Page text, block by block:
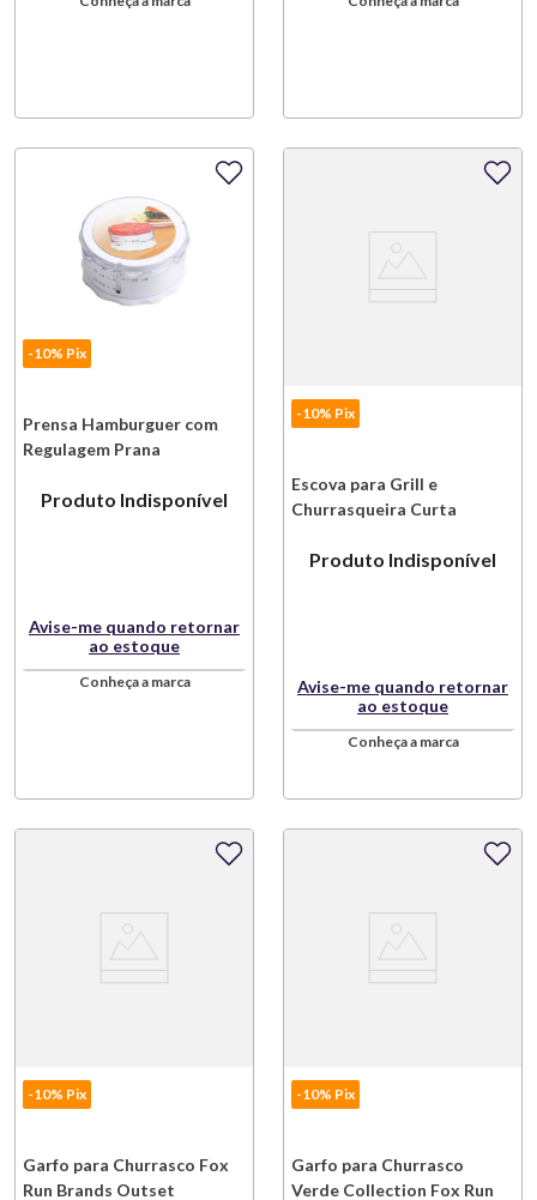
-10% Pix
Prensa Hamburguer com
Regulagem Prana
Produto Indisponível
Avise-me quando retornar
ao estoque
Conheça a marca
-10% Pix
Escova para Grill e
Churrasqueira Curta
Produto Indisponível
Avise-me quando retornar
ao estoque
Conheça a marca
-10% Pix
Garfo para Churrasco Fox
Run Brands Outset
-10% Pix
Garfo para Churrasco
Verde Collection Fox Run